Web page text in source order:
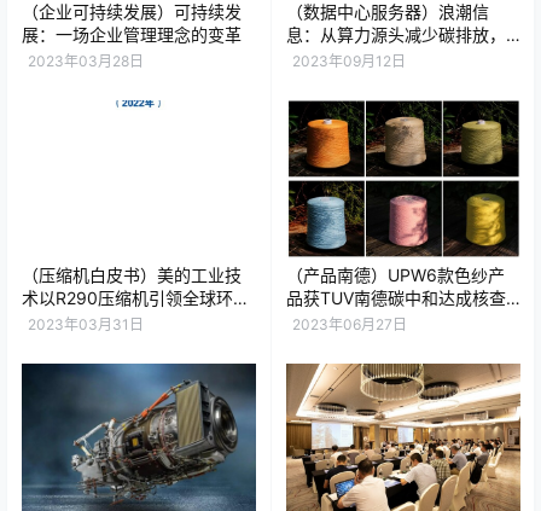
（企业可持续发展）可持续发
展：一场企业管理理念的变革
2023年03月28日
（数据中心服务器）浪潮信
息：从算力源头减少碳排放，
绿色化实践与度量体系缺一不
2023年09月12日
（压缩机白皮书）美的工业技
术以R290压缩机引领全球环保
冷媒替代进程
2023年03月31日
（产品南德）UPW6款色纱产
品获TUV南德碳中和达成核查
声明
2023年06月27日